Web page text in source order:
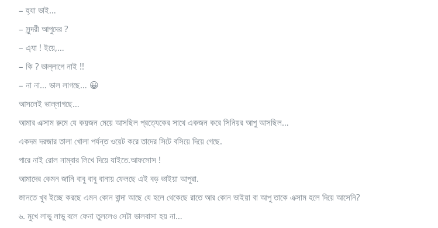
– হ্যা ভাই…
– সুন্দরী আপুদের ?
– এ্যা ! ইয়ে,…
– কি ? ভাল্লাগে নাই !!
– না না… ভাল লাগছে… 😀
আসলেই ভাল্লাগছে…
আমার এক্সাম রুমে যে কয়জন মেয়ে আসছিল প্রত্যেকের সাথে একজন করে সিনিয়র আপু আসছিল…
একদম দরজার তালা খোলা পর্যন্ত ওয়েট করে তাদের সিটে বসিয়ে দিয়ে গেছে.
পারে নাই রোল নাম্বার লিখে দিয়ে যাইতে.আফসোস !
আমাদের কেমন জানি বাবু বাবু বানায় ফেলছে এই বড় ভাইয়া আপুরা.
জানতে খুব ইচ্ছে করছে এমন কোন বান্দা আছে যে হলে থেকেছে রাতে আর কোন ভাইয়া বা আপু তাকে এক্সাম হলে দিয়ে আসেনি?
৬. মুখে লাভু লাভু বলে ফেনা তুললেও সেটা ভালবাসা হয় না…